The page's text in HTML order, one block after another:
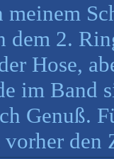
meinem
dem 2.
Hose,
im Band
Genuß.
den